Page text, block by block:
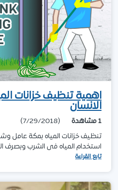
اهمية تنظيف خزانات
الانسان
1مشاهدة
(7/29/2018)
تنظيف خزانات المياه بمكة عامل
استخدام المياه فى الشرب وبصرف
تابع القراءة